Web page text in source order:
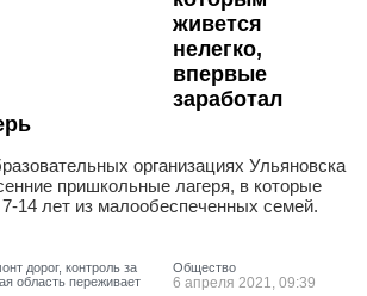
живется
нелегко,
впервые
заработал
организациях Ульяновска
пришкольные лагеря, в которые
7-14 лет из малообеспеченных семей.
Общество
6 апреля 2021, 09:39